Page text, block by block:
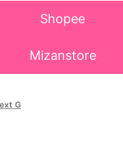
Shopee
Mizanstore
G